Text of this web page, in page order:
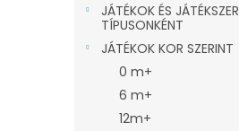
JÁTÉKOK ÉS
TÍPUSONKÉNT
JÁTÉKOK KOR SZERINT
0 m+
6 m+
12m+